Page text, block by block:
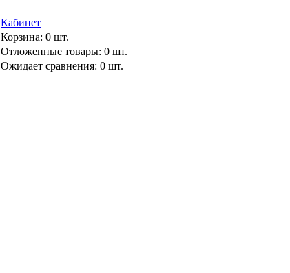
Кабинет
Корзина: 0 шт.
Отложенные товары: 0 шт.
Ожидает сравнения: 0 шт.